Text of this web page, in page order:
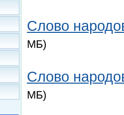
Слово
МБ)
Слово
МБ)